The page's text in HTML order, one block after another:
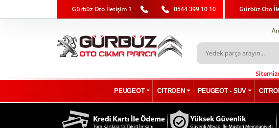
Gürbüz Oto İletişim 1 0544 399 10 10 Gürbüz Oto
PEUGEOT CITROEN PEUGEOT - SUV